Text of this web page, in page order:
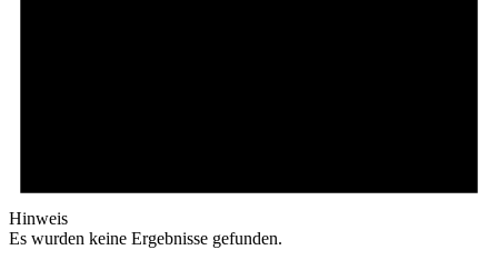
Hinweis
Es wurden keine Ergebnisse gefunden.